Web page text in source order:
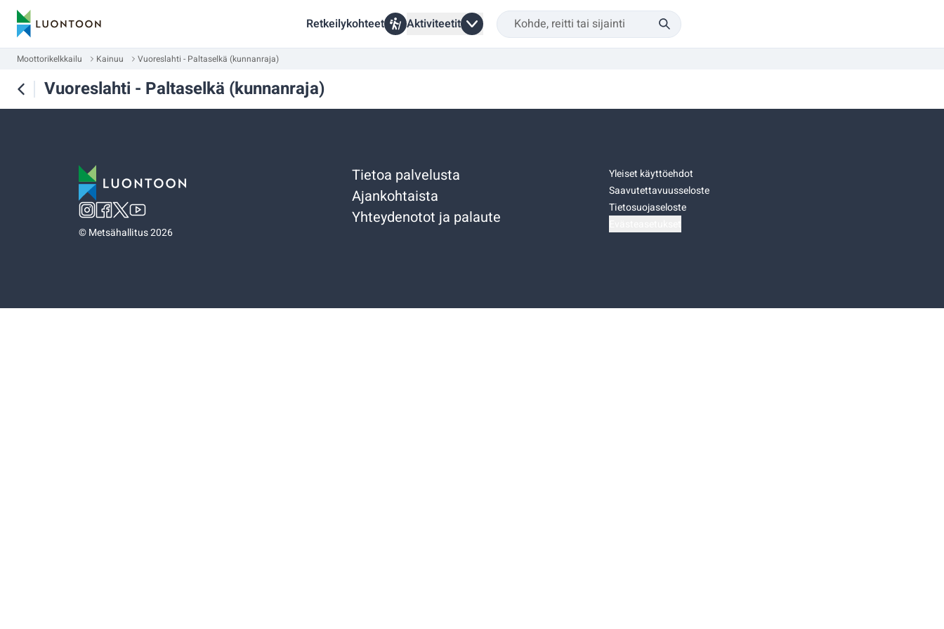
Retkeilykohteet Aktiviteetit
Moottorikelkkailu Kainuu Vuoreslahti - Paltaselkä (kunnanraja)
Vuoreslahti - Paltaselkä (kunnanraja)
©Metsähallitus 2026
Tietoa palvelusta
Ajankohtaista
Yhteydenotot ja palaute
Yleiset käyttöehdot
Saavutettavuusseloste
Tietosuojaseloste